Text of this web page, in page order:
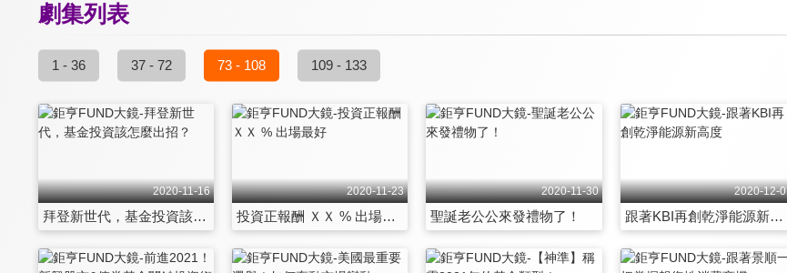
劇集列表
1 - 36 37 - 72 73 - 108 109 - 133
2020-11-16
拜登新世代，基金投資該怎麼出招？
2020-11-23
投資正報酬 ＸＸ % 出場最好
2020-11-30
聖誕老公公來發禮物了！
2020-12-
跟著KBI再創乾淨能源新高度